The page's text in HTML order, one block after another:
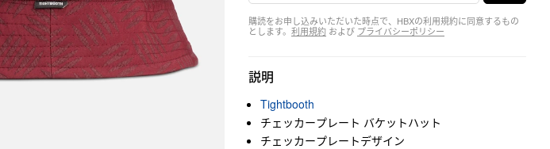
購読をお申し込みいただいた時点で、HBXの利用規約に同意するもの
とします。 利用規約 および プライバシーポリシー
説明
Tightbooth
チェッカープレート バケットハット
チェッカープレートデザイン